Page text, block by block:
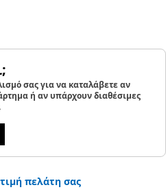
σας για να καταλάβετε αν
ή αν υπάρχουν διαθέσιμες
πελάτη σας